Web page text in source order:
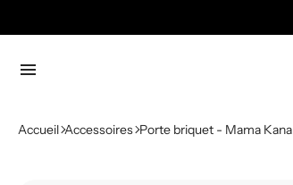
menu
Accueil Accessoires Porte briquet - Mama Kana